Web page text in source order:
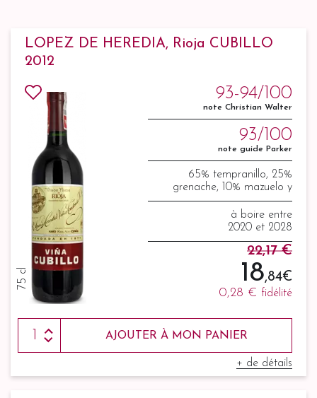
LOPEZ DE HEREDIA, Rioja CUBILLO
2012
75 cl
93-94/100
note Christian Walter
93/100
note guide Parker
65% tempranillo, 25%
grenache, 10% mazuelo y
graciano
à boire entre
2020 et 2028
22,17 €
18,84 €
0,28 € fidélité
AJOUTER À MON PANIER
+ de détails